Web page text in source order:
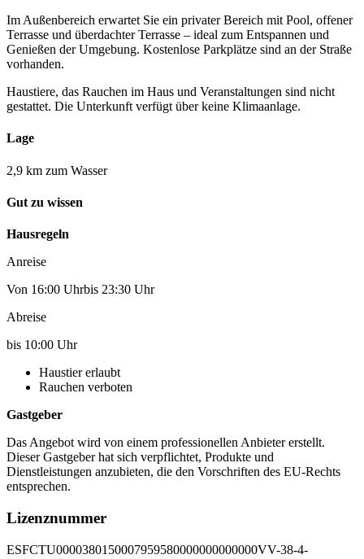
Im Außenbereich erwartet Sie ein privater Bereich mit Pool, offener
Terrasse und überdachter Terrasse – ideal zum Entspannen und
Genießen der Umgebung. Kostenlose Parkplätze sind an der Straße
vorhanden.
Haustiere, das Rauchen im Haus und Veranstaltungen sind nicht
gestattet. Die Unterkunft verfügt über keine Klimaanlage.
Lage
2,9 km zum Wasser
Gut zu wissen
Hausregeln
Anreise
Von 16:00 Uhrbis 23:30 Uhr
Abreise
bis 10:00 Uhr
Haustier erlaubt
Rauchen verboten
Gastgeber
Das Angebot wird von einem professionellen Anbieter erstellt.
Dieser Gastgeber hat sich verpflichtet, Produkte und
Dienstleistungen anzubieten, die den Vorschriften des EU-Rechts
entsprechen.
Lizenznummer
ESFCTU0000380150007959580000000000000VV-38-4-